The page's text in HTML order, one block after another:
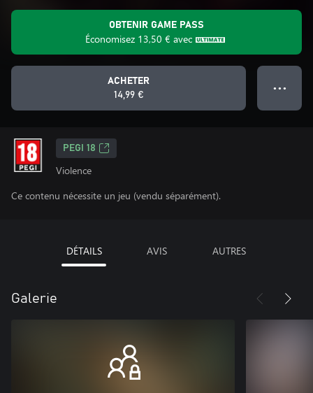
OBTENIR GAME PASS
Économisez 13,50 € avec
ACHETER
14,99 €
● ● ●
PEGI 18
Violence
Ce contenu nécessite un jeu (vendu séparément).
DÉTAILS AVIS AUTRES
Galerie